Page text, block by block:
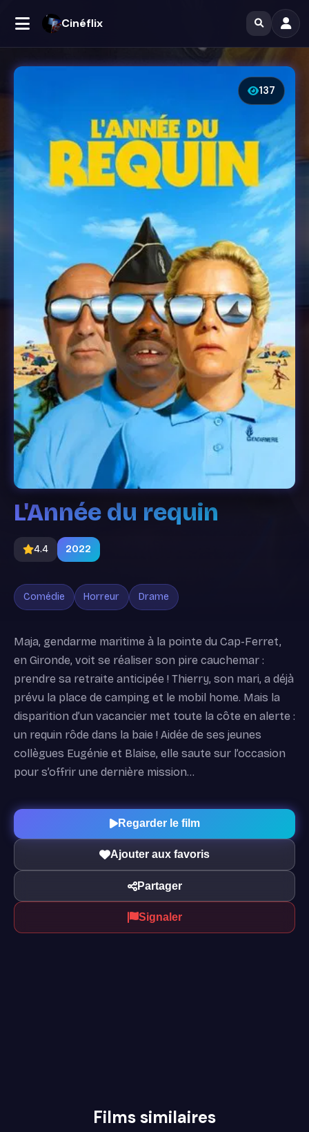
Cinéflix
137
L'Année du requin
4.4 2022
Comédie Horreur Drame
Maja, gendarme maritime à la pointe du Cap-Ferret,
en Gironde, voit se réaliser son pire cauchemar :
prendre sa retraite anticipée ! Thierry, son mari, a déjà
prévu la place de camping et le mobil home. Mais la
disparition d’un vacancier met toute la côte en alerte :
un requin rôde dans la baie ! Aidée de ses jeunes
collègues Eugénie et Blaise, elle saute sur l’occasion
pour s’offrir une dernière mission…
Regarder le film
Ajouter aux favoris
Partager
Signaler
Films similaires